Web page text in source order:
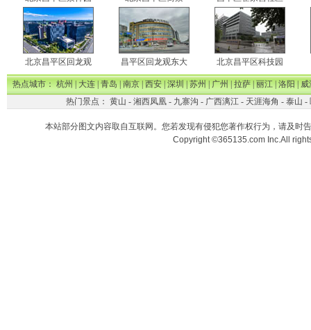
北京昌平区回龙观 昌平区回龙观东大 北京昌平区科技园
热点城市：杭州|大连|青岛|南京|西安|深圳|苏州|广州|拉萨|丽江|洛阳|威
热门景点： 黄山 - 湘西凤凰- 九寨沟 - 广西漓江- 天涯海角 - 泰山 -
本站部分图文内容取自互联网。您若发现有侵犯您著作权行为，请及时
Copyright ©365135.com Inc.All